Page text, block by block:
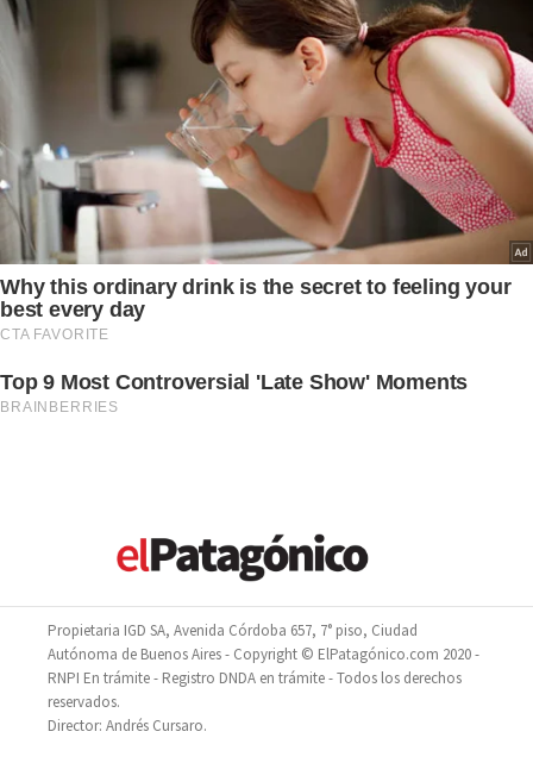
Propietaria IGD SA, Avenida Córdoba 657, 7° piso, Ciudad
Autónoma de Buenos Aires - Copyright © ElPatagónico.com 2020 -
RNPI En trámite - Registro DNDA en trámite - Todos los derechos
reservados.
Director: Andrés Cursaro.